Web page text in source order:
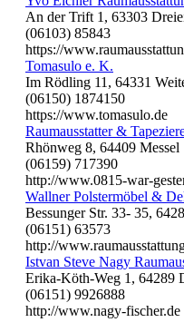
An der Trift 1, 63303
(06103) 85843
https://
Tomasulo e. K.
Im Rödling 11, 64331
(06150) 1874150
https://www.tomasulo.de
Raumausstatter &
Rhönweg 8, 64409 Messel
(06159) 717390
http://www.0815-war-
Wallner Polstermöbel &
Bessunger Str. 33- 35,
(06151) 63573
http://
Istvan Steve Nagy
Erika-Köth-Weg 1, 64289
(06151) 9926888
http://www.nagy-fischer.de